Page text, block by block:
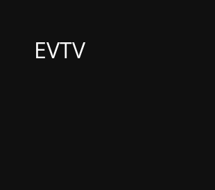
EVTV